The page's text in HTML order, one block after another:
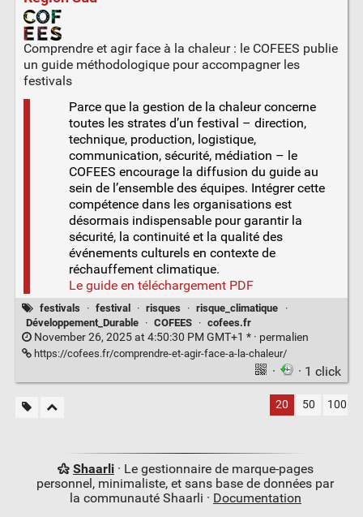
Comprendre et agir face à la chaleur : le COFEES publie
un guide méthodologique pour accompagner les
festivals
Parce que la gestion de la chaleur concerne
toutes les strates d’un festival – direction,
technique, production, logistique,
communication, sécurité, médiation – le
COFEES encourage la diffusion du guide au
sein de l’ensemble des équipes. Intégrer cette
compétence dans les organisations est
désormais indispensable pour garantir la
sécurité, la continuité et la qualité des
événements culturels en contexte de
réchauffement climatique.
Le guide en téléchargement PDF
festivals · festival · risques · risque_climatique
·
Développement_Durable
· COFEES · cofees.fr
November 26, 2025 at 4:50:30 PM GMT+1 * · permalien
https://cofees.fr/comprendre-et-agir-face-a-la-chaleur/
· · 1 click
20 50 100
Shaarli· Le gestionnaire de marque-pages
personnel, minimaliste, et sans base de données par
la communauté Shaarli · Documentation